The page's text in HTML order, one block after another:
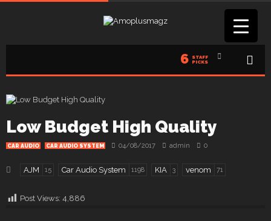
6 STAFF
PICKS
Low Budget High Quality
CAR AUDIO CAR AUDIO SYSTEM 04/08/2017 admin 0
AJM 15 Car Audio System 1198 KIA 3 venom 71
Post Views: 4,886